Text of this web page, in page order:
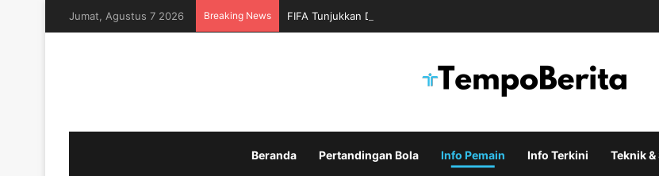
Jumat, Agustus 7 2026 Breaking News FIFA Tunjukkan Dukungan untuk Infantino Usai Rapat Krisis di Maroko
Beranda Pertandingan Bola Info Pemain Info Terkini Teknik